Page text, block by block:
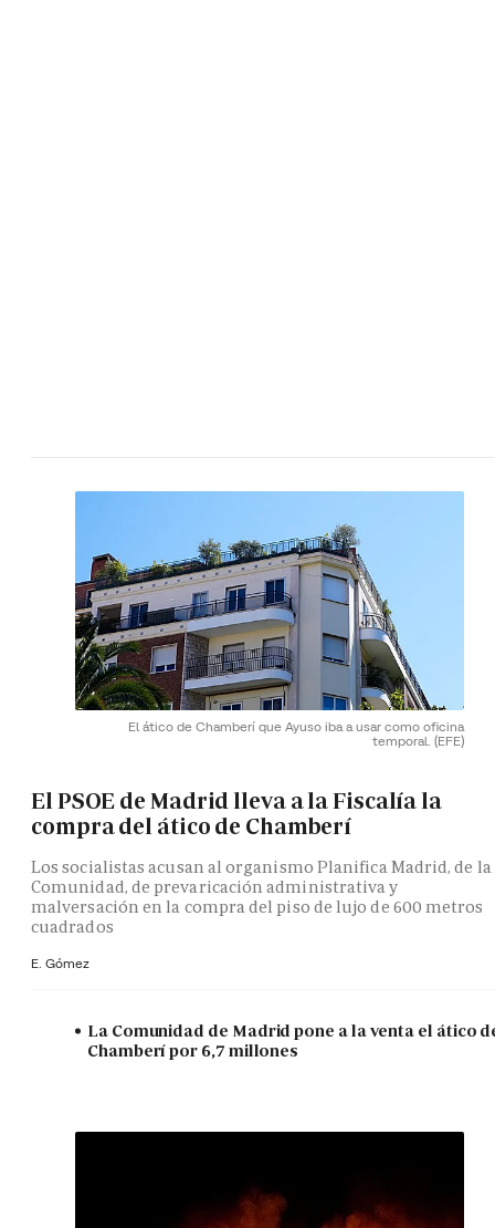
El ático de Chamberí que Ayuso iba a usar como oficina
temporal. (EFE)
El PSOE de Madrid lleva a la Fiscalía la
compra del ático de Chamberí
Los socialistas acusan al organismo Planifica Madrid, de la
Comunidad, de prevaricación administrativa y
malversación en la compra del piso de lujo de 600 metros
cuadrados
E. Gómez
La Comunidad de Madrid pone a la venta el ático
Chamberí por 6,7 millones